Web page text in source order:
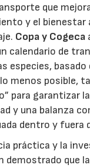
que
y el bienestar
Copa y Cogeca
calendario de
especies, basado
menos posible,
para garantizar la
y una balanza
dentro y fuera
práctica y la
demostrado que